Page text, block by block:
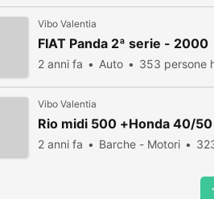
Vibo Valentia
FIAT Panda 2ª serie - 2000
2 anni fa Auto 353 persone
Vibo Valentia
Rio midi 500 +Honda 40/50
2 anni fa Barche - Motori